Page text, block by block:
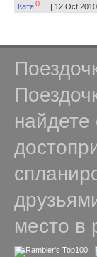
Катя0 | 12 Oct
место в